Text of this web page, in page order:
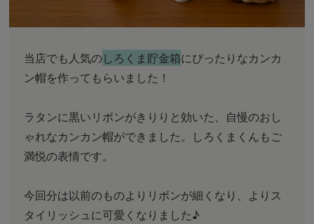
当店でも人気のしろくま貯金箱にぴったりなカンカ
ン帽を作ってもらいました！
ラタンに黒いリボンがきりりと効いた、自慢のおし
ゃれなカンカン帽ができました。しろくまくんもご
満悦の表情です。
今回分は以前のものよりリボンが細くなり、よりス
タイリッシュに可愛くなりました♪